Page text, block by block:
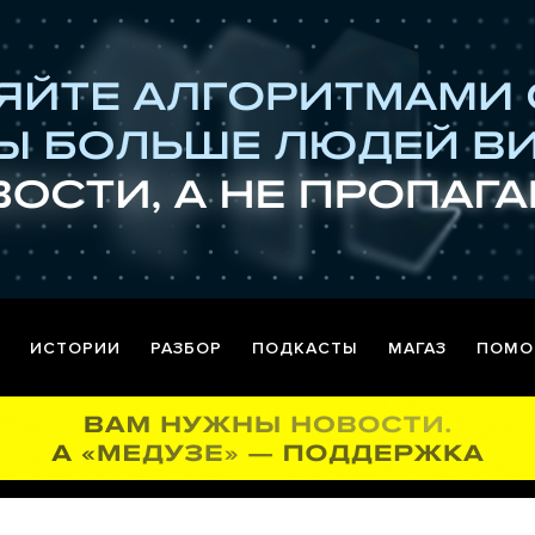
ИСТОРИИ РАЗБОР ПОДКАСТЫ МАГАЗ